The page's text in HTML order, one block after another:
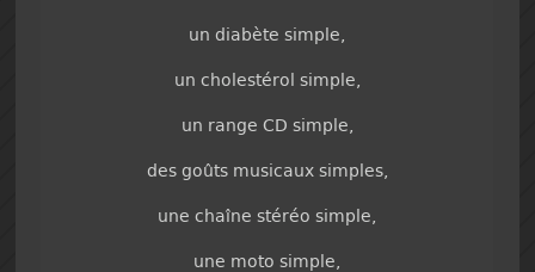
un diabète simple,
un cholestérol simple,
un range CD simple,
des goûts musicaux simples,
une chaîne stéréo simple,
une moto simple,